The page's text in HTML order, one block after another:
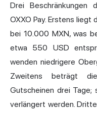
Drei Beschränkungen
OXXO Pay. Erstens
bei 10.000 MXN, was
etwa 550 USD
wenden niedrigere
Zweitens beträgt
Gutscheinen drei
verlängert werden.